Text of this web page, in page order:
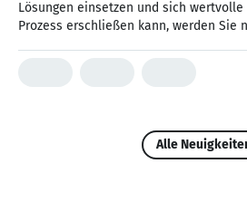
Lösungen einsetzen und sich
Prozess erschließen kann, werden Sie
Alle